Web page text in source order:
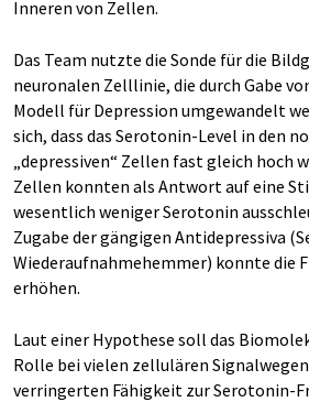
Inneren von Zellen.
Das Team nutzte die Sonde für die
neuronalen Zelllinie, die durch Gabe
Modell für Depression umgewandelt
sich, dass das Serotonin-Level in den
„depressiven“ Zellen fast gleich hoch
Zellen konnten als Antwort auf eine
wesentlich weniger Serotonin
Zugabe der gängigen Antidepressiva
Wiederaufnahmehemmer) konnte die
erhöhen.
Laut einer Hypothese soll das
Rolle bei vielen zellulären
verringerten Fähigkeit zur Serotonin-